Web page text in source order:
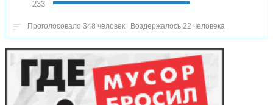
233
Проголосовало 348 человек Воздержалось 22 человека